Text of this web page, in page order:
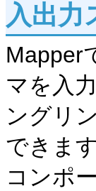
入出力
Mapper
マを入
ングリ
できます
コンポ